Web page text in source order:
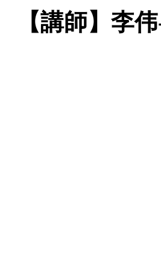
【講師】李